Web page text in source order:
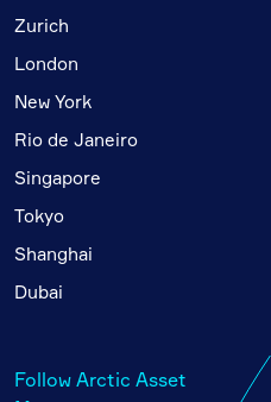
Zurich
London
New York
Rio de Janeiro
Singapore
Tokyo
Shanghai
Dubai
Follow Arctic Asset